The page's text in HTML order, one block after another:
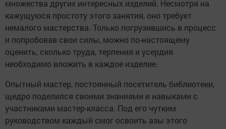
множества других интересных изделий. Несмотря на
кажущуюся простоту этого занятия, оно требует
немалого мастерства. Только погрузившись в процесс
и попробовав свои силы, можно по-настоящему
оценить, сколько труда, терпения и усердия
необходимо вложить в каждое изделие.
Опытный мастер, постоянный посетитель библиотеки,
щедро поделился своими знаниями и навыками с
участниками мастер-класса. Под его чутким
руководством каждый смог освоить азы этого